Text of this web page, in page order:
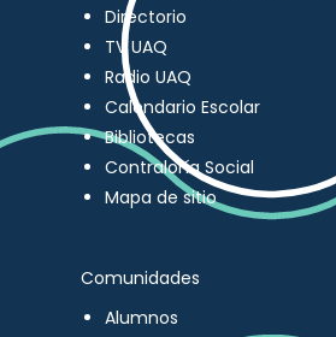
Directorio
TV UAQ
Radio UAQ
Calendario Escolar
Bibliotecas
Contraloría Social
Mapa de sitio
Comunidades
Alumnos